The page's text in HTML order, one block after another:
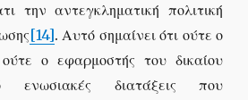
την αντεγκληματική πολιτική
[14]. Αυτό σημαίνει ότι ούτε ο
ούτε ο εφαρμοστής του δικαίου
ενωσιακές διατάξεις που